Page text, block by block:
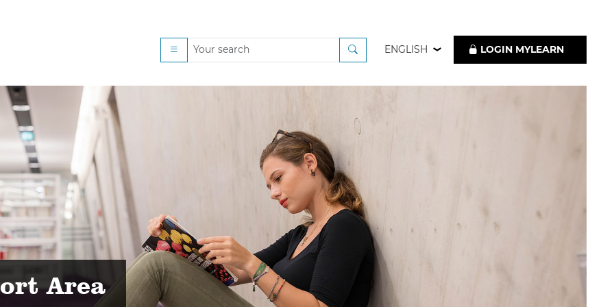
ENGLISH LOGIN MYLEARN
der Lernwoche im Juni 2018
Area